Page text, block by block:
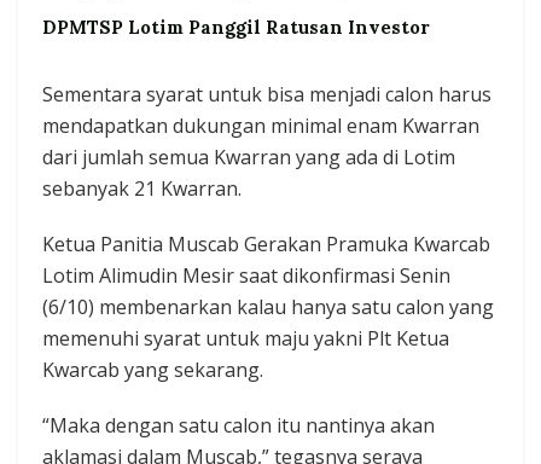
DPMTSP Lotim Panggil Ratusan Investor
Sementara syarat untuk bisa menjadi calon harus
mendapatkan dukungan minimal enam Kwarran
dari jumlah semua Kwarran yang ada di Lotim
sebanyak 21 Kwarran.
Ketua Panitia Muscab Gerakan Pramuka Kwarcab
Lotim Alimudin Mesir saat dikonfirmasi Senin
(6/10) membenarkan kalau hanya satu calon yang
memenuhi syarat untuk maju yakni Plt Ketua
Kwarcab yang sekarang.
“Maka dengan satu calon itu nantinya akan
aklamasi dalam Muscab,” tegasnya seraya